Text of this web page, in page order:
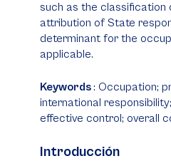
such as the
attribution of State
determinant for the
applicable.
Keywords: Occupation;
international
effective control; overall
Introducción